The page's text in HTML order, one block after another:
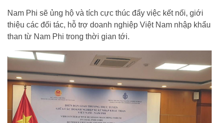
Nam Phi sẽ ủng hộ và tích cực thúc đẩy việc kết nối, giới
thiệu các đối tác, hỗ trợ doanh nghiệp Việt Nam nhập khẩu
than từ Nam Phi trong thời gian tới.